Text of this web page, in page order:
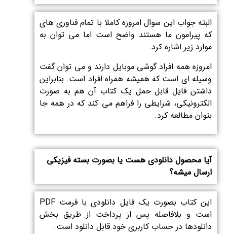
البته جواب این سوال امروزه کاملا با تمام فناوری های
که پیرامون ما هستند واضح است اما می توان به
موارد زیر اشاره کرد.
امروزه همه افراد گوشی موبایل دارند و می توان گفت
وسیله ای است که همیشه همراه افراد است. بنابراین
داشتن فایل قابل حمل یک کتاب آن هم به صورت
الکترونیکی، شرایطی را فراهم می کند که در همه جا
بتوان مطالعه کرد.
آیا محصول دانلودی هست یا بصورت بسته فیزیکی
ارسال میشه؟
این کتاب بصورت یک فایل دانلودی با فرمت PDF
است و بلافاصله پس از پرداخت از طریق بخش
دانلود‌ها در حساب کاربری خود قابل دانلود است.